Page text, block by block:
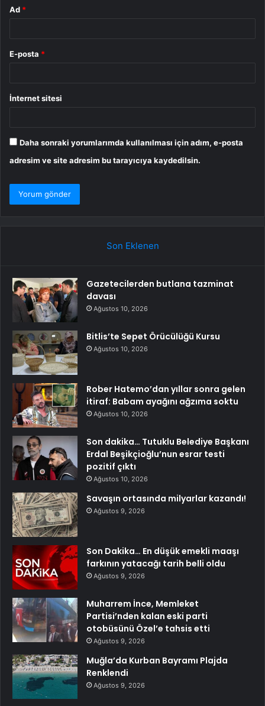
Ad *
E-posta *
İnternet sitesi
Daha sonraki yorumlarımda kullanılması için adım, e-posta
adresim ve site adresim bu tarayıcıya kaydedilsin.
Son Eklenen
Gazetecilerden butlana tazminat
davası
Ağustos 10, 2026
Bitlis’te Sepet Örücülüğü Kursu
Ağustos 10, 2026
Rober Hatemo’dan yıllar sonra gelen
itiraf: Babam ayağını ağzıma soktu
Ağustos 10, 2026
Son dakika… Tutuklu Belediye Başkanı
Erdal Beşikçioğlu’nun esrar testi
pozitif çıktı
Ağustos 10, 2026
Savaşın ortasında milyarlar kazandı!
Ağustos 9, 2026
Son Dakika… En düşük emekli maaşı
farkının yatacağı tarih belli oldu
Ağustos 9, 2026
Muharrem İnce, Memleket
Partisi’nden kalan eski parti
otobüsünü Özel’e tahsis etti
Ağustos 9, 2026
Muğla’da Kurban Bayramı Plajda
Renklendi
Ağustos 9, 2026